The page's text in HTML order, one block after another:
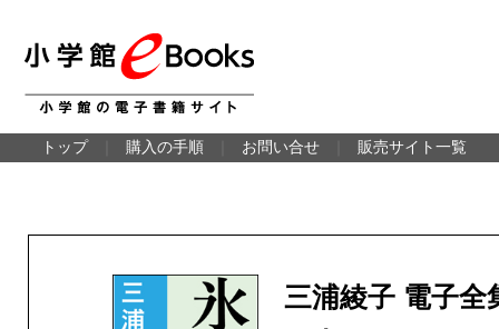
トップ 購入の手順 お問い合せ 販売サイト一覧
三浦綾子 電子